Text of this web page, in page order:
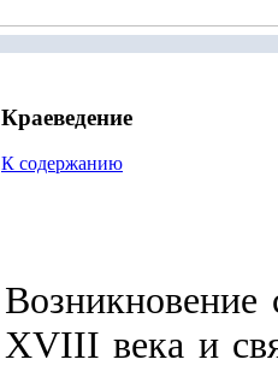
Краеведение
К содержанию
ХVIII века и